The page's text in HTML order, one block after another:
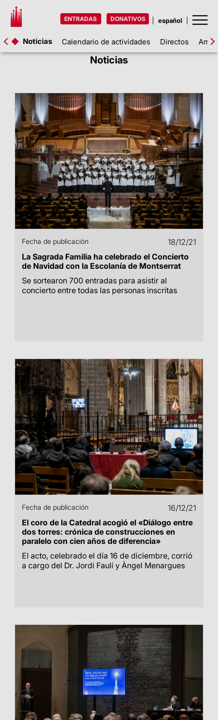
ENTRADAS DONATIVOS
Noticias Calendario de actividades Directos
Noticias
Fecha de publicación
18/12/21
La Sagrada Familia ha celebrado el Concierto
de Navidad con la Escolanía de Montserrat
Se sortearon 700 entradas para asistir al
concierto entre todas las personas inscritas
Fecha de publicación
16/12/21
El coro de la Catedral acogió el «Diálogo entre
dos torres: crónica de construcciones en
paralelo con cien años de diferencia»
El acto, celebrado el día 16 de diciembre, corrió
a cargo del Dr. Jordi Faulí y Àngel Menargues